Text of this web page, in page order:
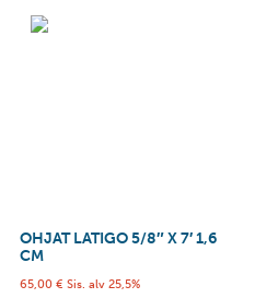
OHJAT LATIGO 5/8″ X 7′ 1,6
CM
65,00 € Sis. alv 25,5%